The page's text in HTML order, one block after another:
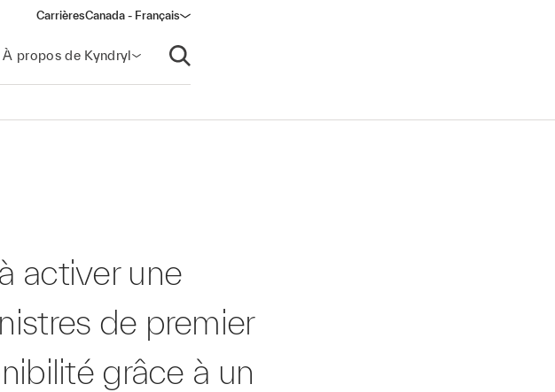
CarrièresCanada - Français
À propos de Kyndryl
Ouvrir la recherche
activer une
de premier
grâce à un